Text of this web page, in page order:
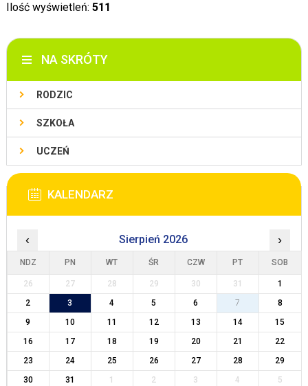
Ilość wyświetleń: 511
NA SKRÓTY
RODZIC
SZKOŁA
UCZEŃ
KALENDARZ
‹ Sierpień 2026 ›
NDZ PN WT ŚR CZW PT SOB
26 27 28 29 30 31
1
2
3 4 5 6 7
8
9
10 11 12 13 14
15
16
17 18 19 20 21
22
23
24 25 26 27 28
29
30
31 1 2 3 4 5